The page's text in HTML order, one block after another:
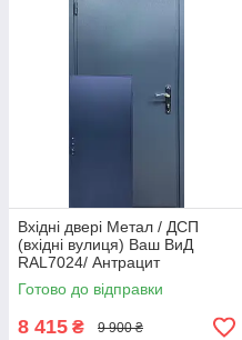
Вхідні двері Метал / ДСП
(вхідні вулиця) Ваш ВиД
RAL7024/ Антрацит
850,950х2040х50 Ліве/Праве
Готово до відправки
8 415 ₴ 9 900 ₴